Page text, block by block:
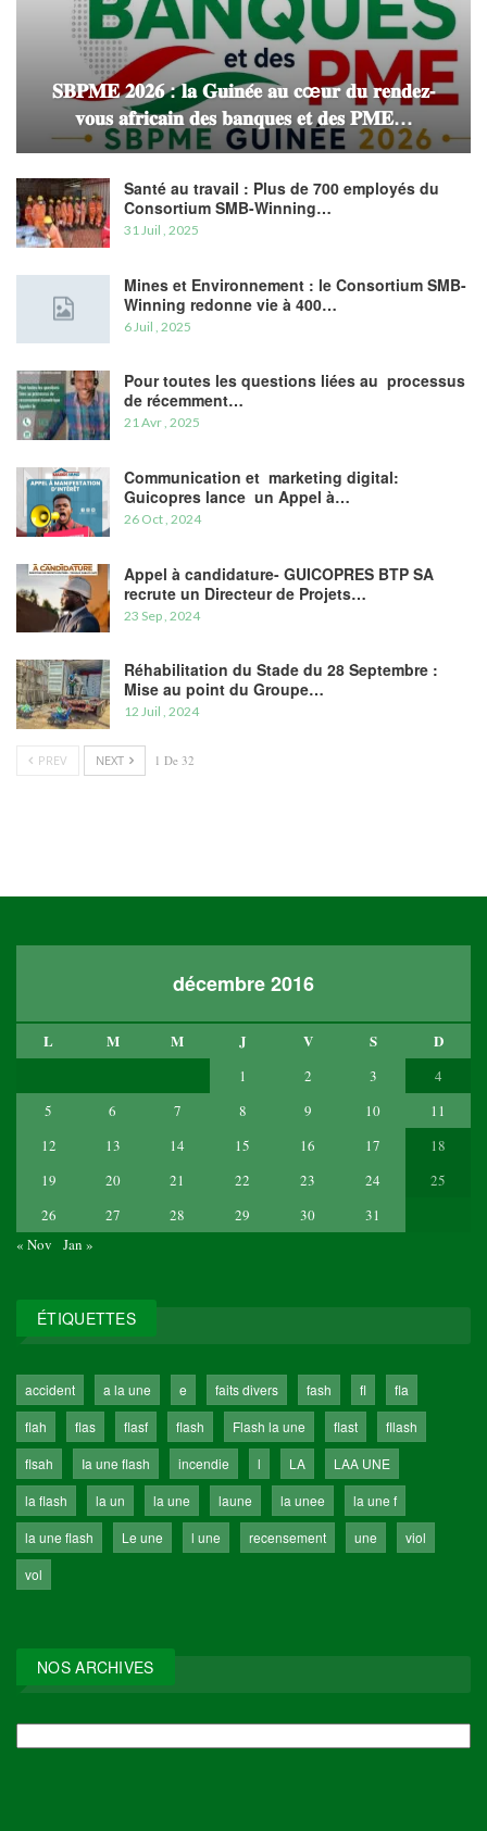
𝐒𝐁𝐏𝐌𝐄 𝟐𝟎𝟐𝟔 : 𝐥𝐚 𝐆𝐮𝐢𝐧𝐞́𝐞 𝐚𝐮 𝐜œ𝐮𝐫 𝐝𝐮 𝐫𝐞𝐧𝐝𝐞𝐳-
𝐯𝐨𝐮𝐬 𝐚𝐟𝐫𝐢𝐜𝐚𝐢𝐧 𝐝𝐞𝐬 𝐛𝐚𝐧𝐪𝐮𝐞𝐬 𝐞𝐭 𝐝𝐞𝐬 𝐏𝐌𝐄…
Santé au travail : Plus de 700 employés du
Consortium SMB-Winning…
31 Juil , 2025
Mines et Environnement : le Consortium SMB-
Winning redonne vie à 400…
6 Juil , 2025
Pour toutes les questions liées au processus
de récemment…
21 Avr , 2025
Communication et marketing digital:
Guicopres lance un Appel à…
26 Oct , 2024
Appel à candidature- GUICOPRES BTP SA
recrute un Directeur de Projets…
23 Sep , 2024
Réhabilitation du Stade du 28 Septembre :
Mise au point du Groupe…
12 Juil , 2024
PREV NEXT 1 De 32
décembre 2016
L M M J V S D
1 2 3
4
5
6 7 8 9 10
11
12
13 14 15 16 17
18
19
20 21 22 23 24
25
26
27 28 29 30
31
« Nov
Jan »
ÉTIQUETTES
accident a la une e faits divers fash fl
fla
flah
flas flasf flash Flash la une flast
fllash
flsah
Ia une flash incendie l LA
LAA UNE
la flash
la un la une laune la unee
la une f
la une flash
Le une l une recensement une
viol
vol
NOS ARCHIVES